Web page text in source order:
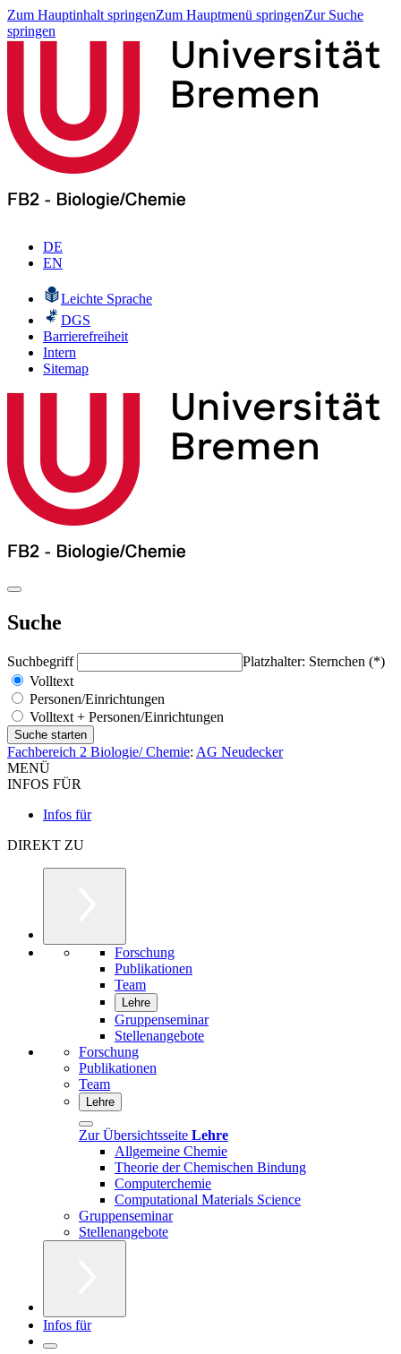
Zum Hauptinhalt springenZum Hauptmenü springenZur Suche
springen
DE
EN
Leichte Sprache
DGS
Barrierefreiheit
Intern
Sitemap
Suche
Suchbegriff
Platzhalter: Sternchen (*)
Volltext
Personen/Einrichtungen
Volltext + Personen/Einrichtungen
Fachbereich 2 Biologie/ Chemie: AG Neudecker
MENÜ
INFOS FÜR
Infos für
DIREKT ZU
Forschung
Publikationen
Team
Lehre
Gruppenseminar
Stellenangebote
Forschung
Publikationen
Team
Lehre
Zur Übersichtsseite Lehre
Allgemeine Chemie
Theorie der Chemischen Bindung
Computerchemie
Computational Materials Science
Gruppenseminar
Stellenangebote
Infos für